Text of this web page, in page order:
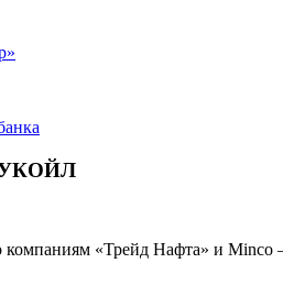
«Трейд Нафта» и Minco